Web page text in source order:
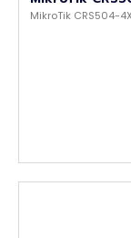
MikroTik CRS504-